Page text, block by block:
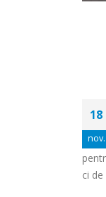
18
nov.
ci